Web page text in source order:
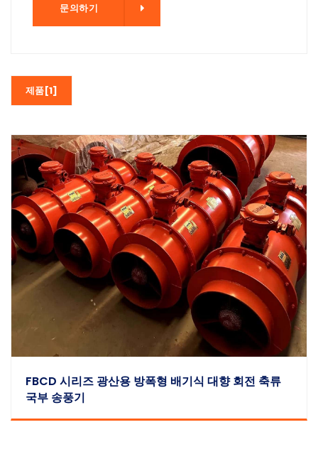
문의하기
제품[1]
FBCD 시리즈 광산용 방폭형 배기식 대향 회전 축류
국부 송풍기